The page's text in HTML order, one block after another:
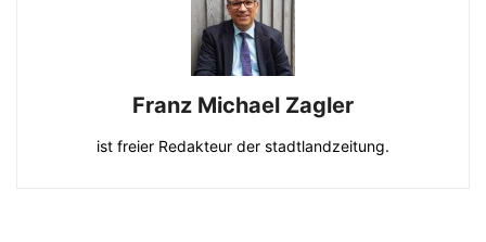
Franz Michael Zagler
ist freier Redakteur der stadtlandzeitung.